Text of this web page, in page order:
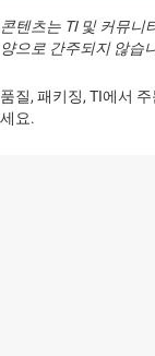
콘텐츠는 TI 및 커뮤니
양으로 간주되지 않습
품질, 패키징, TI에서
세요. ​​​​​​​​​​​​​​